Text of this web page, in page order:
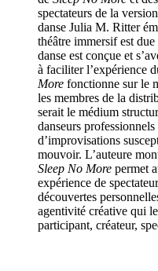
spectateurs de la
danse Julia M. Ritter
théâtre immersif est
danse est conçue et
à faciliter l’expérience
More fonctionne sur le
les membres de la
serait le médium
danseurs
d’improvisations
mouvoir. L’auteure
Sleep No More permet
expérience de
découvertes
agentivité créative qui
participant, créateur,